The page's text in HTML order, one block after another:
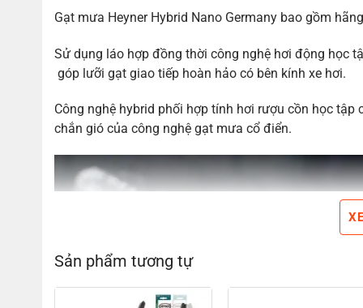
Gạt mưa Heyner Hybrid Nano Germany bao gồm
Sử dụng láo hợp đồng thời công nghệ hơi động học
góp lưỡi gạt giao tiếp hoàn hảo có bên kính xe hơi.
Công nghệ hybrid phối hợp tính hơi rượu cồn học
chắn gió của công nghệ gạt mưa cổ điển.
Sản phẩm tương tự